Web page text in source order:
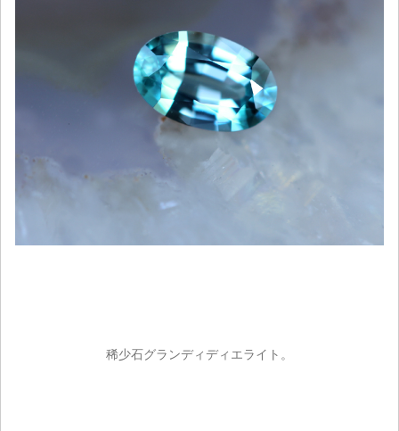
稀少石グランディディエライト。